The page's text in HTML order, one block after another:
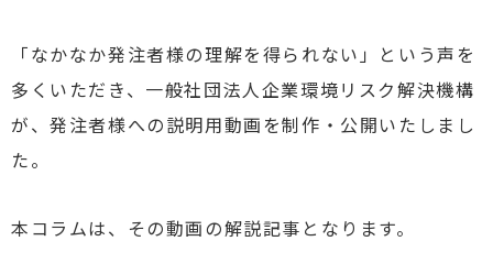
「なかなか発注者様の理解を得られない」という声を
多くいただき、一般社団法人企業環境リスク解決機構
が、発注者様への説明用動画を制作・公開いたしまし
た。
本コラムは、その動画の解説記事となります。